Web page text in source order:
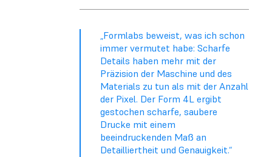
„Formlabs beweist, was ich schon
immer vermutet habe: Scharfe
Details haben mehr mit der
Präzision der Maschine und des
Materials zu tun als mit der Anzahl
der Pixel. Der Form 4L ergibt
gestochen scharfe, saubere
Drucke mit einem
beeindruckenden Maß an
Detailliertheit und Genauigkeit.“